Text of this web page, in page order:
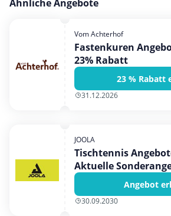
Ähnliche Angebote
Vom Achterhof
Fastenkuren
23% Rabatt
23 % Rabatt
31.12.2026
JOOLA
Tischtennis
Aktuelle
Angebot
30.09.2030